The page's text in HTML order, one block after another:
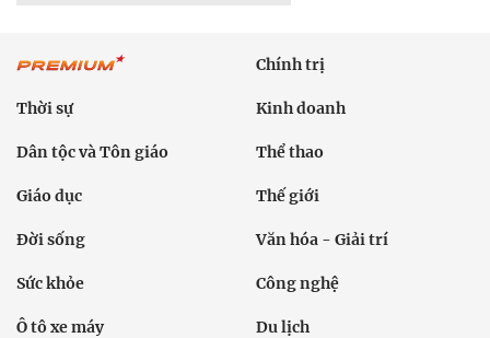
Chính trị
Thời sự Kinh doanh
Dân tộc và Tôn giáo Thể thao
Giáo dục Thế giới
Đời sống Văn hóa - Giải trí
Sức khỏe Công nghệ
Ô tô xe máy Du lịch